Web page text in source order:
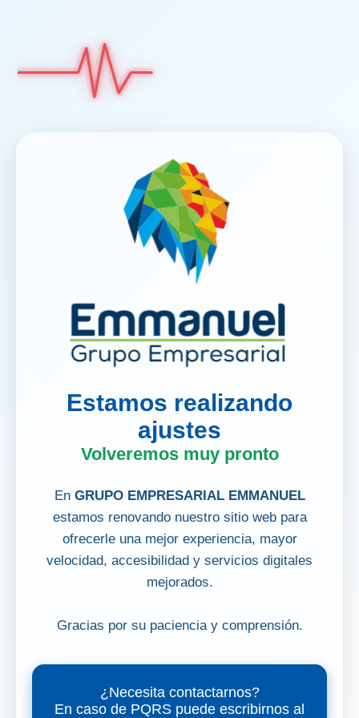
Estamos realizando
ajustes
Volveremos muy pronto
En GRUPO EMPRESARIAL EMMANUEL
estamos renovando nuestro sitio web para
ofrecerle una mejor experiencia, mayor
velocidad, accesibilidad y servicios digitales
mejorados.
Gracias por su paciencia y comprensión.
¿Necesita contactarnos?
En caso de PQRS puede escribirnos al